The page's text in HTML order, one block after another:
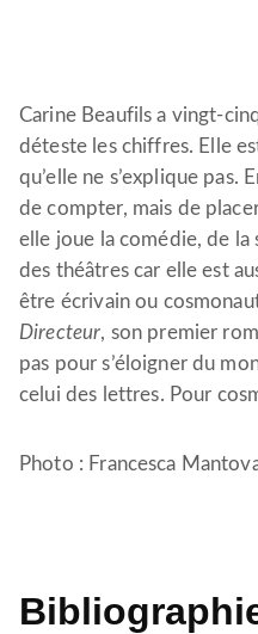
Carine Beaufils a vingt-
déteste les chiffres. Elle
qu’elle ne s’explique pas.
de compter, mais de
elle joue la comédie, de la
des théâtres car elle est
être écrivain ou
Directeur, son premier
pas pour s’éloigner du
celui des lettres. Pour
Photo : Francesca